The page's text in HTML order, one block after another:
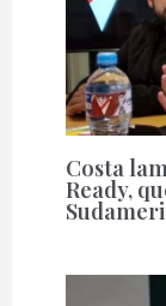
Costa
Ready,